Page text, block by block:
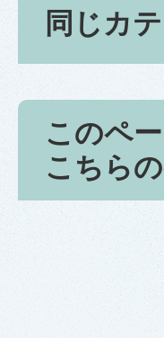
同じカ
このペ
こちら